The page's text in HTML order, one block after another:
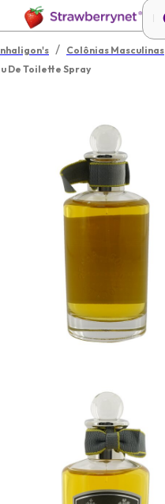
/ Colônias Masculinas
De Toilette Spray